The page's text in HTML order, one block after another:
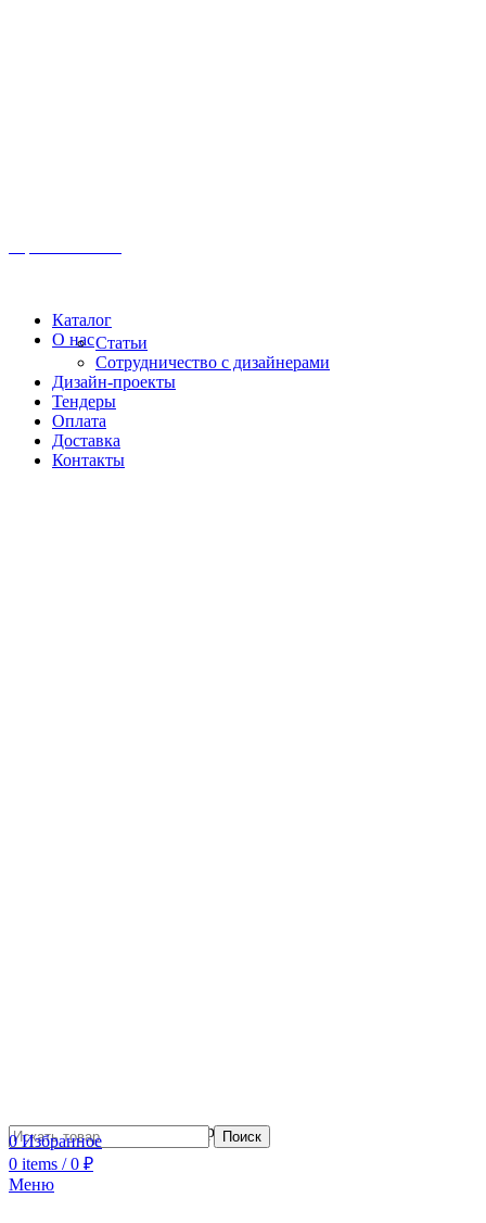
Каталог
О насСтатьи
Сотрудничество с дизайнерами
Дизайн-проекты
Тендеры
Оплата
Доставка
Контакты
Сотрудничество с дизайнерамиПоиск
0Избранное
0 items / 0 ₽
Меню